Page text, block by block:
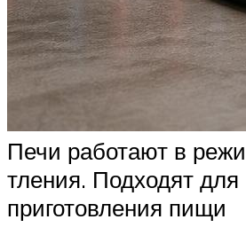
Печи работают в
тления. Подходят для
приготовления пищи